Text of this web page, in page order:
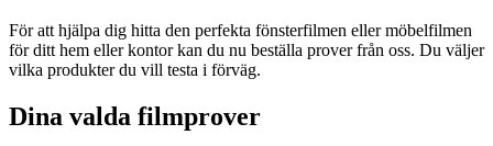
För att hjälpa dig hitta den perfekta fönsterfilmen eller möbelfilmen
för ditt hem eller kontor kan du nu beställa prover från oss. Du väljer
vilka produkter du vill testa i förväg.
Dina valda filmprover